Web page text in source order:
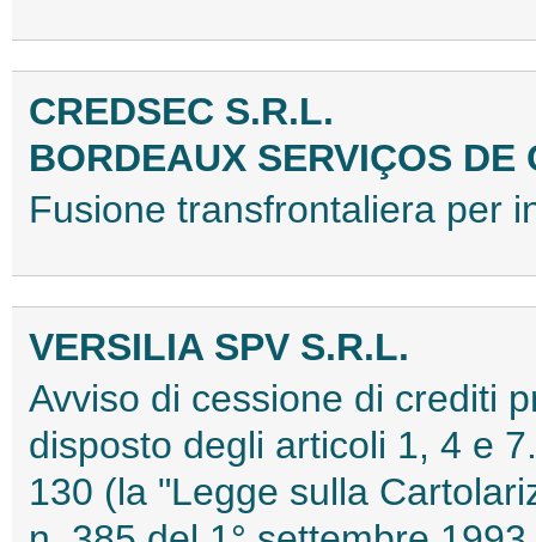
CREDSEC S.R.L.
BORDEAUX SERVIÇOS
Fusione transfrontaliera per
VERSILIA SPV S.R.L.
Avviso di cessione di crediti
disposto degli articoli 1, 4 e
130 (la "Legge sulla